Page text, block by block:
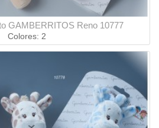
GAMBERRITOS Reno 10777
Colores: 2